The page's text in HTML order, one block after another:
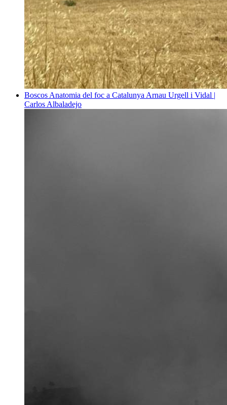
Boscos Anatomia del foc a Catalunya Arnau Urgell i Vidal |
Carlos Albaladejo